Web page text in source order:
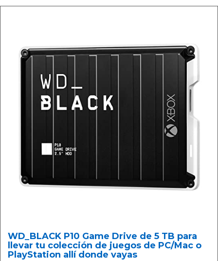
WD_BLACK P10 Game Drive de 5 TB para
llevar tu colección de juegos de PC/Mac o
PlayStation allí donde vayas